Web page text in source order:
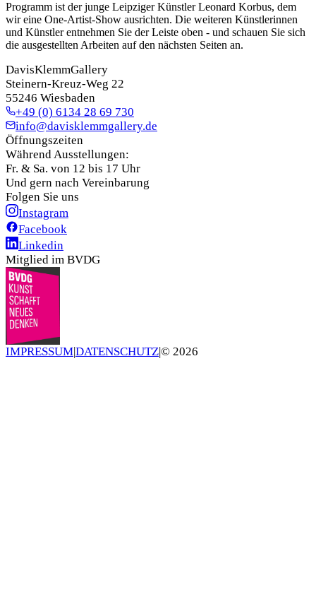
Programm ist der junge Leipziger Künstler Leonard Korbus, dem
wir eine One-Artist-Show ausrichten. Die weiteren Künstlerinnen
und Künstler entnehmen Sie der Leiste oben - und schauen Sie sich
die ausgestellten Arbeiten auf den nächsten Seiten an.
DavisKlemmGallery
Steinern-Kreuz-Weg 22
55246 Wiesbaden
+49 (0) 6134 28 69 730
info@davisklemmgallery.de
Öffnungszeiten
Während Ausstellungen:
Fr. & Sa. von 12 bis 17 Uhr
Und gern nach Vereinbarung
Folgen Sie uns
Instagram
Facebook
Linkedin
Mitglied im BVDG
IMPRESSUM|DATENSCHUTZ|© 2026